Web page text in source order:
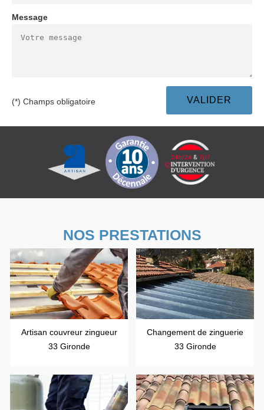
Message
(*) Champs obligatoire
NOS PRESTATIONS
Artisan couvreur zingueur
33 Gironde
Changement de zinguerie
33 Gironde